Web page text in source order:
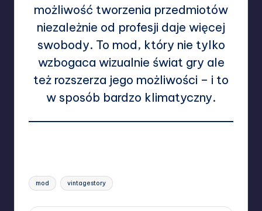
możliwość tworzenia przedmiotów
niezależnie od profesji daje więcej
swobody. To mod, który nie tylko
wzbogaca wizualnie świat gry ale
też rozszerza jego możliwości – i to
w sposób bardzo klimatyczny.
Tags:
mod vintagestory